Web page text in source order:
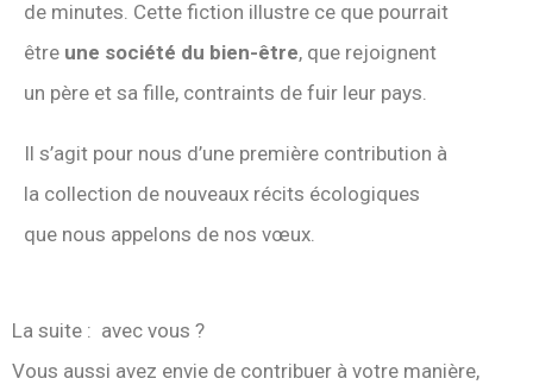
de minutes. Cette fiction illustre ce que pourrait
être une société du bien-être, que rejoignent
un père et sa fille, contraints de fuir leur pays.
Il s’agit pour nous d’une première contribution à
la collection de nouveaux récits écologiques
que nous appelons de nos vœux.
La suite : avec vous ?
Vous aussi avez envie de contribuer à votre manière,